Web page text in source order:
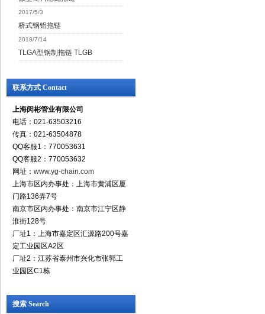
2017/5/3
桥式钢铝拖链
2018/7/14
TLGA型钢制拖链 TLGB
联系方式 Contact
上海闵彬管业有限公司
电话：021-63503216
传真：021-63504878
QQ客服1：770053631
QQ客服2：770053632
网址： www.yg-chain.com
上海市区内办事处：上海市黄浦区厦
门路136弄7号
南京市区内办事处：南京市江宁区静
淮街128号
厂址1：上海市嘉定区汇源路200号嘉
定工业园区A2区
厂址2：江苏省泰州市兴化市张郭工
业园区C1栋
搜索 Search